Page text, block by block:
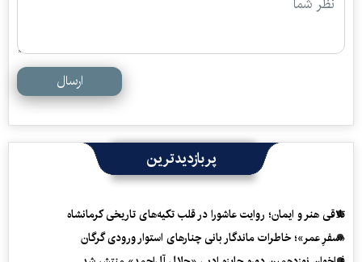
ارسال
پربازدیدترین
تلاقی هنر و ایمان؛ روایت عاشورا در قلب تکیه‌های تاریخی کرمانشاه
«سفرِ عمر»؛ خاطرات ماندگار بانی چنارهای استوار ورودی گرگان